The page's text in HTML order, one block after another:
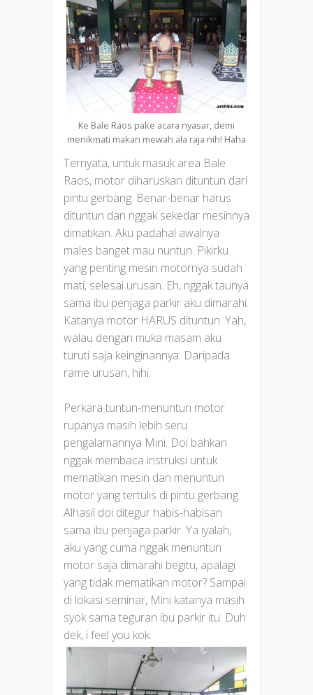
Ke Bale Raos pake acara nyasar, demi
menikmati makan mewah ala raja nih! Haha
Ternyata, untuk masuk area Bale
Raos, motor diharuskan dituntun dari
pintu gerbang. Benar-benar harus
dituntun dan nggak sekedar mesinnya
dimatikan. Aku padahal awalnya
males banget mau nuntun. Pikirku
yang penting mesin motornya sudah
mati, selesai urusan. Eh, nggak taunya
sama ibu penjaga parkir aku dimarahi.
Katanya motor HARUS dituntun. Yah,
walau dengan muka masam aku
turuti saja keinginannya. Daripada
rame urusan, hihi.
Perkara tuntun-menuntun motor
rupanya masih lebih seru
pengalamannya Mini. Doi bahkan
nggak membaca instruksi untuk
mematikan mesin dan menuntun
motor yang tertulis di pintu gerbang.
Alhasil doi ditegur habis-habisan
sama ibu penjaga parkir. Ya iyalah,
aku yang cuma nggak menuntun
motor saja dimarahi begitu, apalagi
yang tidak mematikan motor? Sampai
di lokasi seminar, Mini katanya masih
syok sama teguran ibu parkir itu. Duh
dek, i feel you kok.